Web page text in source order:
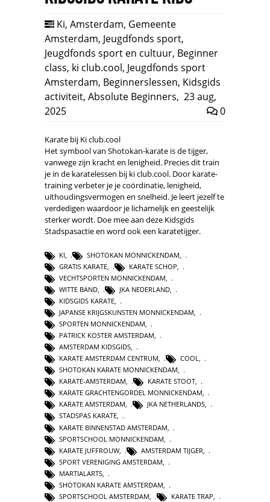
Ki, Amsterdam, Gemeente
Amsterdam, Jeugdfonds sport,
Jeugdfonds sport en cultuur, Beginner
class, ki club.cool, Jeugdfonds sport
Amsterdam, Beginnerslessen, Kidsgids
activiteit, Absolute Beginners, 23 aug,
2025
0
Karate bij Ki club.cool
Het symbool van Shotokan-karate is de tijger,
vanwege zijn kracht en lenigheid. Precies dit train
je in de karatelessen bij ki club.cool. Door karate-
training verbeter je je coördinatie, lenigheid,
uithoudingsvermogen en snelheid. Je leert jezelf te
verdedigen waardoor je lichamelijk en geestelijk
sterker wordt. Doe mee aan deze Kidsgids
Stadspasactie en word ook een karatetijger.
KI SHOTOKAN MONNICKENDAM
GRATIS KARATE
KARATE SCHOP
VECHTSPORTEN MONNICKENDAM
WITTE BAND
JKA NEDERLAND
KIDSGIDS KARATE
JAPANSE KRIJGSKUNSTEN MONNICKENDAM
SPORTEN MONNICKENDAM
PATRICK KOSTER AMSTERDAM,
AMSTERDAM KIDSGIDS,
KARATE AMSTERDAM CENTRUM, COOL,
SHOTOKAN KARATE MONNICKENDAM,
KARATE-AMSTERDAM, KARATE STOOT,
KARATE GRACHTENGORDEL MONNICKENDAM,
KARATE AMSTERDAM, JKA NETHERLANDS,
STADSPAS KARATE,
KARATE BINNENSTAD AMSTERDAM
SPORTSCHOOL MONNICKENDAM
KARATE JUFFROUW
AMSTERDAM TIJGER
SPORT VERENIGING AMSTERDAM
MARTIALARTS
SHOTOKAN KARATE AMSTERDAM
SPORTSCHOOL AMSTERDAM
KARATE TRAP